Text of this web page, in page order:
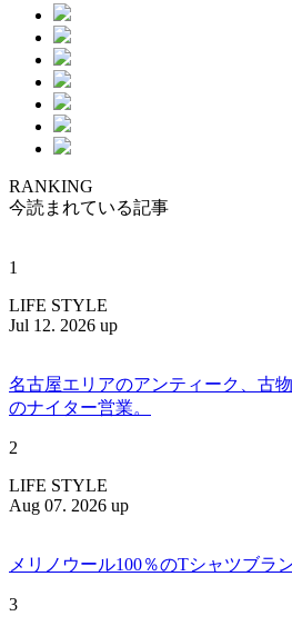
RANKING
今読まれている記事
1
LIFE STYLE
Jul 12. 2026 up
名古屋エリアのアンティーク、古
のナイター営業。
2
LIFE STYLE
Aug 07. 2026 up
メリノウール100％のTシャツブラ
3